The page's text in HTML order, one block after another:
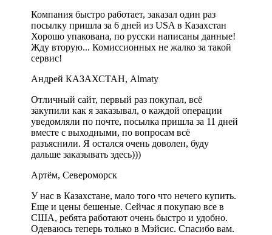
Компания быстро работает, заказал один раз
посылку пришла за 6 дней из USA в Казахстан
Хорошо упакована, по русски написаны данные!
Жду вторую... Комиссионных не жалко за такой
сервис!
Андрей КАЗАХСТАН, Almaty
Отличный сайт, первый раз покупал, всё
закупили как я заказывал, о каждой операции
уведомляли по почте, посылка пришла за 11 дней
вместе с выходными, по вопросам всё
разъяснили. Я остался очень доволен, буду
дальше заказывать здесь)))
Артём, Североморск
У нас в Казахстане, мало того что нечего купить.
Еще и цены бешеные. Сейчас я покупаю все в
США, ребята работают очень быстро и удобно.
Одеваюсь теперь только в Мэйсис. Спасибо вам.